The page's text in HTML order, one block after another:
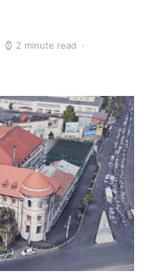
2 minute read